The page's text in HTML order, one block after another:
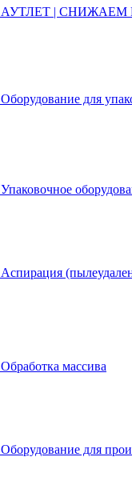
АУТЛЕТ |
Оборудование для
Упаковочное
Аспирация
Обработка массива
Оборудование для